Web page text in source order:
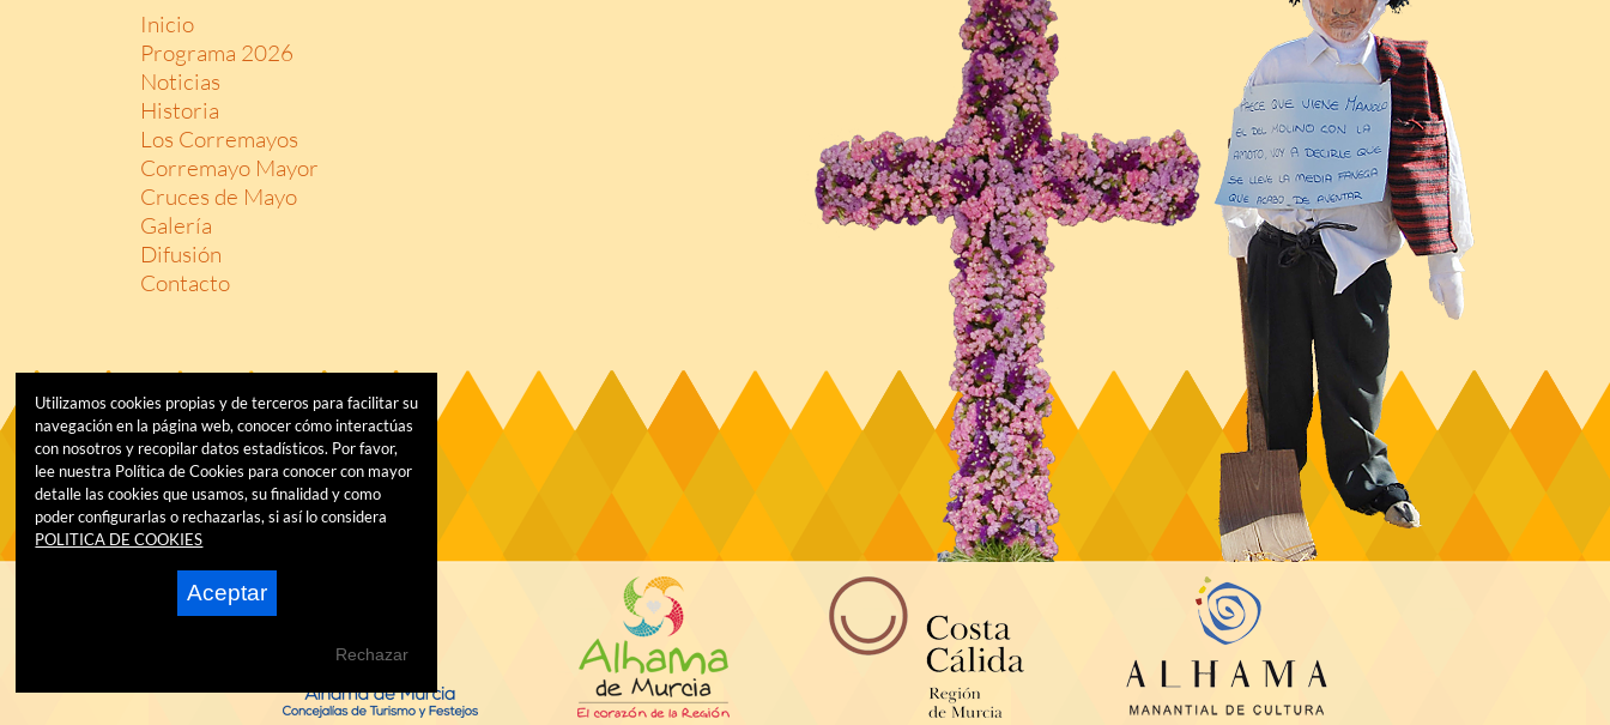
Inicio
Programa 2026
Noticias
Historia
Los Corremayos
Corremayo Mayor
Cruces de Mayo
Galería
Difusión
Contacto
Utilizamos cookies propias y de terceros para facilitar su
navegación en la página web, conocer cómo interactúas
con nosotros y recopilar datos estadísticos. Por favor,
lee nuestra Política de Cookies para conocer con mayor
detalle las cookies que usamos, su finalidad y como
poder configurarlas o rechazarlas, si así lo considera
POLITICA DE COOKIES
Aceptar
Rechazar